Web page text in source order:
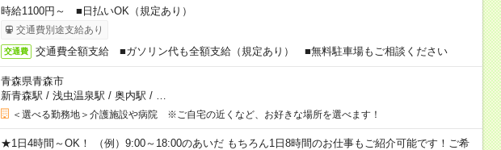
時給1100円～ ■日払いOK（規定あり）
交通費別途支給あり
交通費 交通費全額支給 ■ガソリン代も全額支給（規定あり） ■無料駐車場もご相談ください
青森県青森市
新青森駅 / 浅虫温泉駅 / 奥内駅 /
＜選べる勤務地＞介護施設や病院 ※ご自宅の近くなど、お好きな場所を選べます！
★1日4時間～OK！ （例）9:00～18:00のあいだ もちろん1日8時間のお仕事もご紹介可能です！ご希